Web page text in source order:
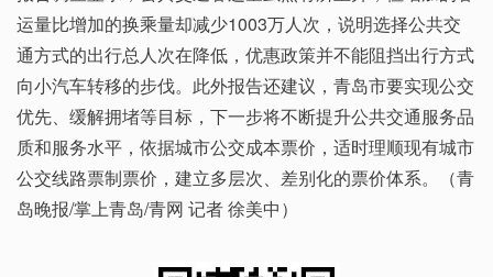
运量比增加的换乘量却减少1003万人次，说明选择公共交
通方式的出行总人次在降低，优惠政策并不能阻挡出行方式
向小汽车转移的步伐。此外报告还建议，青岛市要实现公交
优先、缓解拥堵等目标，下一步将不断提升公共交通服务品
质和服务水平，依据城市公交成本票价，适时理顺现有城市
公交线路票制票价，建立多层次、差别化的票价体系。（青
岛晚报/掌上青岛/青网 记者 徐美中）